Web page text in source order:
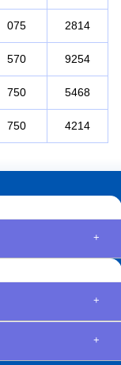
075 2814
570 9254
750 5468
750 4214
+
+
+